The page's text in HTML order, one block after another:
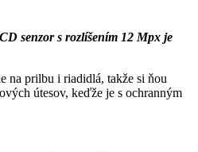
senzor s rozlíšením 12 Mpx je
na prilbu i riadidlá, takže si ňou
útesov, keďže je s ochranným